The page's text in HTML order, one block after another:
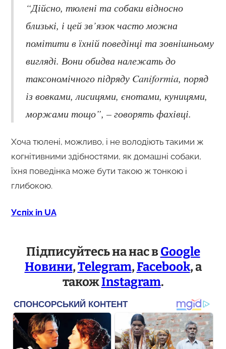
“Дійсно, тюлені та собаки відносно
близькі, і цей зв’язок часто можна
помітити в їхній поведінці та зовнішньому
вигляді. Вони обидва належать до
таксономічного підряду Caniformia, поряд
із вовками, лисицями, єнотами, куницями,
моржами тощо”, – говорять фахівці.
Хоча тюлені, можливо, і не володіють такими ж
когнітивними здібностями, як домашні собаки,
їхня поведінка може бути такою ж тонкою і
глибокою.
Успіх in UA
Підписуйтесь на нас вGoogle
Новини,Telegram,Facebook, а
такожInstagram.